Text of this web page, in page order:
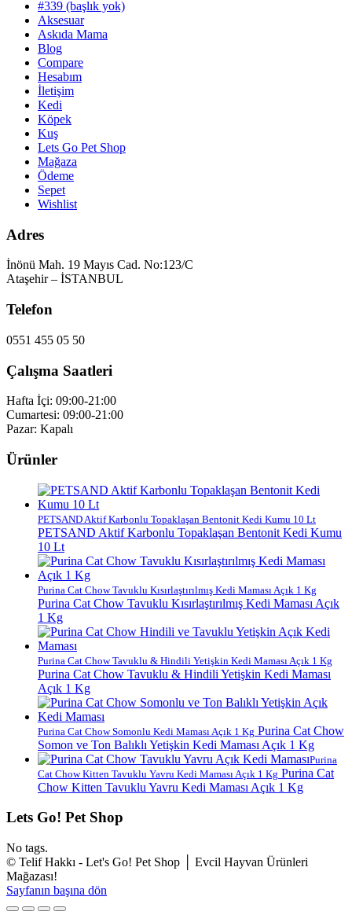
#339 (başlık yok)
Aksesuar
Askıda Mama
Blog
Compare
Hesabım
İletişim
Kedi
Köpek
Kuş
Lets Go Pet Shop
Mağaza
Ödeme
Sepet
Wishlist
Adres
İnönü Mah. 19 Mayıs Cad. No:123/C
Ataşehir – İSTANBUL
Telefon
0551 455 05 50
Çalışma Saatleri
Hafta İçi: 09:00-21:00
Cumartesi: 09:00-21:00
Pazar: Kapalı
Ürünler
PETSAND Aktif Karbonlu Topaklaşan Bentonit Kedi Kumu 10 Lt
PETSAND Aktif Karbonlu Topaklaşan Bentonit Kedi Kumu
10 Lt
Purina Cat Chow Tavuklu Kısırlaştırılmış Kedi Maması Açık 1 Kg
Purina Cat Chow Tavuklu Kısırlaştırılmış Kedi Maması Açık
1 Kg
Purina Cat Chow Tavuklu & Hindili Yetişkin Kedi Maması Açık 1 Kg
Purina Cat Chow Tavuklu & Hindili Yetişkin Kedi Maması
Açık 1 Kg
Purina Cat Chow Somonlu Kedi Maması Açık 1 Kg Purina Cat Chow
Somon ve Ton Balıklı Yetişkin Kedi Maması Açık 1 Kg
Purina
Cat Chow Kitten Tavuklu Yavru Kedi Maması Açık 1 Kg Purina Cat
Chow Kitten Tavuklu Yavru Kedi Maması Açık 1 Kg
Lets Go! Pet Shop
No tags.
© Telif Hakkı - Let's Go! Pet Shop │ Evcil Hayvan Ürünleri
Mağazası!
Sayfanın başına dön